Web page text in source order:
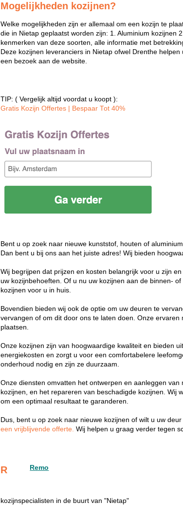
Mogelijkheden kozijnen?
Welke mogelijkheden zijn er allemaal om een kozijn te
die in Nietap geplaatst worden zijn: 1. Aluminium kozijnen
kenmerken van deze soorten, alle informatie met
Deze kozijnen leveranciers in Nietap ofwel Drenthe
een bezoek aan de website.
TIP: ( Vergelijk altijd voordat u koopt ):
Gratis Kozijn Offertes | Bespaar Tot 40%‎
Bent u op zoek naar nieuwe kunststof, houten of
Dan bent u bij ons aan het juiste adres! Wij bieden
Wij begrijpen dat prijzen en kosten belangrijk voor u zijn
uw kozijnbehoeften. Of u nu uw kozijnen aan de binnen-
kozijnen voor u in huis.
Bovendien bieden wij ook de optie om uw deuren te
vervangen of om dit door ons te laten doen. Onze
plaatsen.
Onze kozijnen zijn van hoogwaardige kwaliteit en bieden
energiekosten en zorgt u voor een comfortabelere
onderhoud nodig en zijn ze duurzaam.
Onze diensten omvatten het ontwerpen en aanleggen
kozijnen, en het repareren van beschadigde kozijnen. Wij
om een optimaal resultaat te garanderen.
Dus, bent u op zoek naar nieuwe kozijnen of wilt u uw
een vrijblijvende offerte.Wij helpen u graag verder tegen
R Remo
kozijnspecialisten in de buurt van "Nietap"